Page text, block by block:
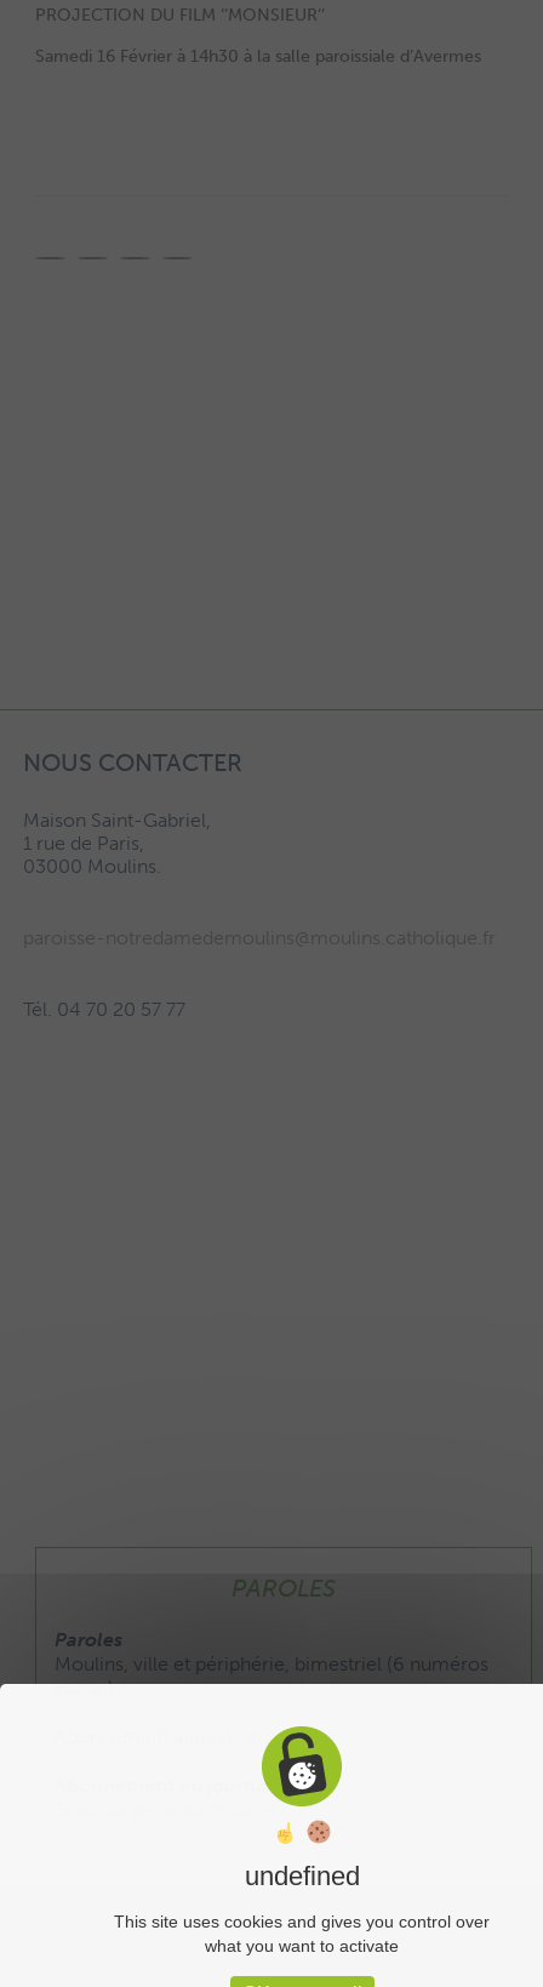
PROJECTION DU FILM ‘’MONSIEUR’’
Samedi 16 Février à 14h30 à la salle paroissiale d’Avermes
NOUS CONTACTER
Maison Saint-Gabriel,
1 rue de Paris,
03000 Moulins.
paroisse-notredamedemoulins@moulins.catholique.fr
Tél. 04 70 20 57 77
PAROLES
Paroles
Moulins, ville et périphérie, bimestriel (6 numéros
par an).
Abonnement annuel : 20 €
Abonnement au journal :
Plan du site
undefined
This site uses cookies and gives you control over
what you want to activate